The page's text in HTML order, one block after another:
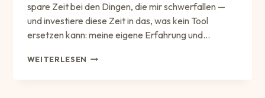
spare Zeit bei den Dingen, die mir schwerfallen —
und investiere diese Zeit in das, was kein Tool
ersetzen kann: meine eigene Erfahrung und…
WEITERLESEN CHATGPT